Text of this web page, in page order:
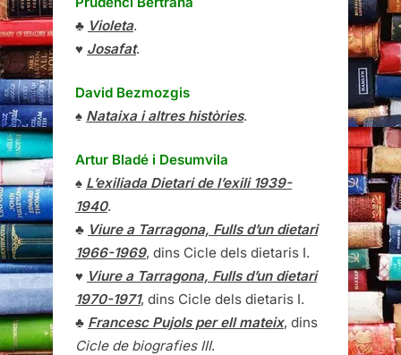
♣ Violeta.
♥ Josafat.
David Bezmozgis
♠ Nataixa i altres històries.
Artur Bladé i Desumvila
♠ L’exiliada Dietari de l’exili 1939-
1940.
♣ Viure a Tarragona, Fulls d’un dietari
1966-1969, dins Cicle dels dietaris I.
♥ Viure a Tarragona, Fulls d’un dietari
1970-1971, dins Cicle dels dietaris I.
♣ Francesc Pujols per ell mateix, dins
Cicle de biografies III.